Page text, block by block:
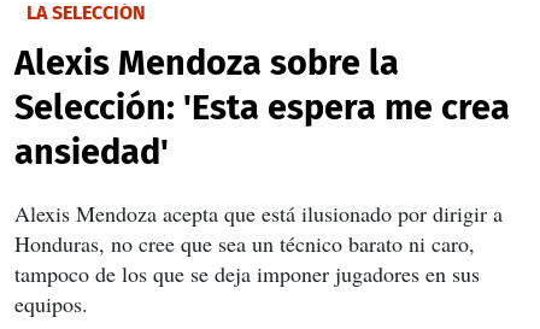
LA SELECCIÓN
Alexis Mendoza sobre la
Selección: 'Esta espera me crea
ansiedad'
Alexis Mendoza acepta que está ilusionado por dirigir a
Honduras, no cree que sea un técnico barato ni caro,
tampoco de los que se deja imponer jugadores en sus
equipos.